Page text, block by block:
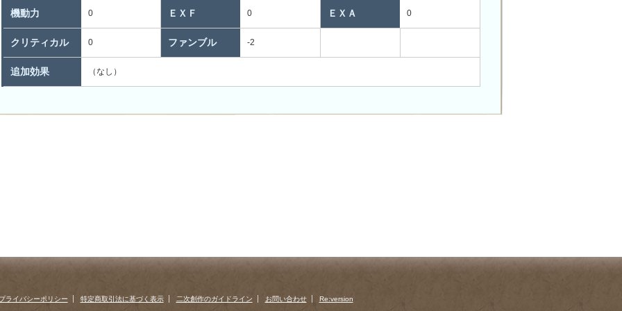
機動力 0 ＥＸＦ 0 ＥＸＡ 0
クリティカル 0 ファンブル -2
追加効果 （なし）
ライバシーポリシー 特定商取引法に基づく表示 二次創作のガイドライン お問い合わせ Re:version